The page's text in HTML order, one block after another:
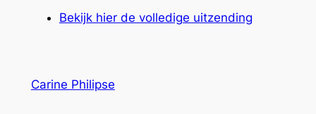
Bekijk hier de volledige uitzending
Carine Philipse